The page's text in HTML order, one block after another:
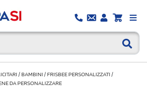
/BAMBINI /FRISBEE PERSONALIZZATI /
DA PERSONALIZZARE